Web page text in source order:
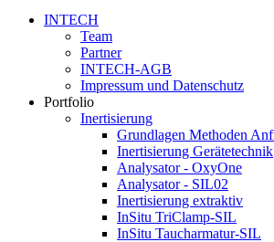
INTECH
Team
Partner
INTECH-AGB
Impressum und Datenschutz
Portfolio
Inertisierung
Grundlagen Methoden
Inertisierung Gerätetechnik
Analysator - OxyOne
Analysator - SIL02
Inertisierung extraktiv
InSitu TriClamp-SIL
InSitu Taucharmatur-SIL